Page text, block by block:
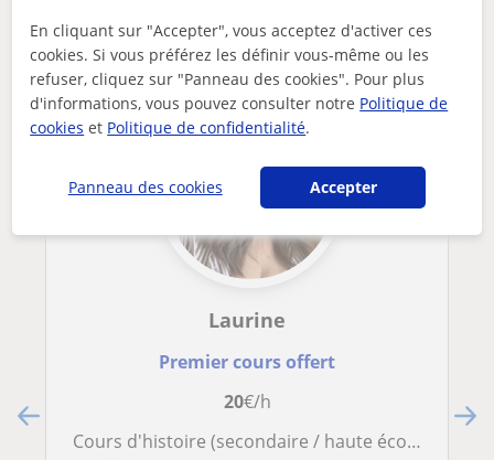
susceptibles de vous intéresser
Laurine
Premier cours offert
20€/h
Cours d'histoire (secondaire / haute école)
En cliquant sur "Accepter", vous acceptez d'activer ces
cookies. Si vous préférez les définir vous-même ou les
refuser, cliquez sur "Panneau des cookies". Pour plus
d'informations, vous pouvez consulter notre Politique de
cookies et Politique de confidentialité.
Panneau des cookies Accepter